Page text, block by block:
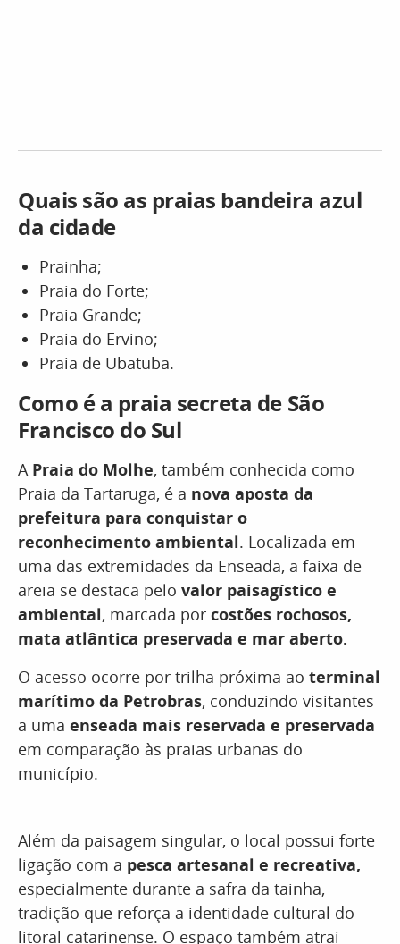
Quais são as praias bandeira azul
da cidade
Prainha;
Praia do Forte;
Praia Grande;
Praia do Ervino;
Praia de Ubatuba.
Como é a praia secreta de São
Francisco do Sul
A Praia do Molhe, também conhecida como
Praia da Tartaruga, é a nova aposta da
prefeitura para conquistar o
reconhecimento ambiental. Localizada em
uma das extremidades da Enseada, a faixa de
areia se destaca pelo valor paisagístico e
ambiental, marcada por costões rochosos,
mata atlântica preservada e mar aberto.
O acesso ocorre por trilha próxima ao terminal
marítimo da Petrobras, conduzindo visitantes
a uma enseada mais reservada e preservada
em comparação às praias urbanas do
município.
Além da paisagem singular, o local possui forte
ligação com a pesca artesanal e recreativa,
especialmente durante a safra da tainha,
tradição que reforça a identidade cultural do
litoral catarinense. O espaço também atrai